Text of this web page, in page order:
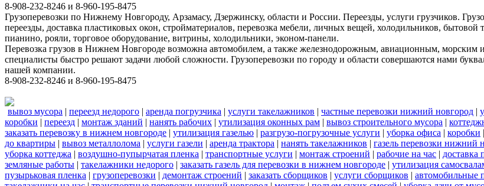
8-908-232-8246 и 8-960-195-8475
Грузоперевозки по Нижнему Новгороду, Арзамасу, Дзержинску, области и России. Переезды, услуги грузчиков.
переезды, доставка пластиковых окон, стройматериалов, перевозка мебели, личных вещей, холодильников,
пианино, рояли, торговое оборудование, витрины, холодильники, эконом-панели.
Перевозка грузов в Нижнем Новгороде возможна автомобилем, а также железнодорожным, авиационным, морским
специалисты быстро решают задачи любой сложности. Грузоперевозки по городу и области совершаются нами
нашей компании.
8-908-232-8246 и 8-960-195-8475
вывоз мусора | переезд недорого | аренда погрузчика | услуги такелажников | частные перевозки нижний новгород |
коробки | переезд | монтаж зданий | нанять рабочих | утилизация оконных рам | вывоз строительного мусора |
заказать перевозку в нижнем новгороде | утилизация газелью | разгрузо-погрузочные услуги | уборка офиса | коробки |
до квартиры | вывоз металлолома | услуги газели | аренда трактора | нанять такелажников | газель перевозки нижний
уборка коттеджа | воздушно-пупырчатая пленка | транспортные услуги | монтаж строений | рабочие на час | доставка
земляные работы | такелажники недорого | заказать газель для перевозки в нижнем новгороде | утилизация
пузырьковая пленка | грузоперевозки | демонтаж строений | заказать сборщиков | услуги сборщиков | автомобильные